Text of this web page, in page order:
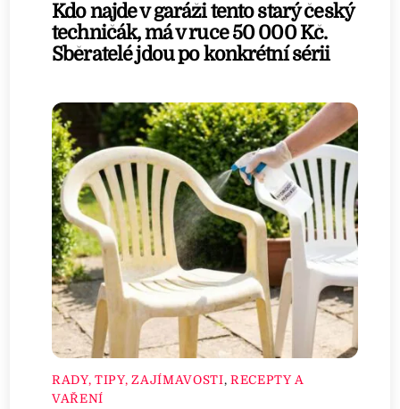
Kdo najde v garáži tento starý český
techničák, má v ruce 50 000 Kč.
Sběratelé jdou po konkrétní sérii
RADY, TIPY, ZAJÍMAVOSTI, RECEPTY A
VAŘENÍ